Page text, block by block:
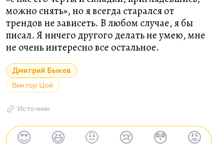
можно снять», но я всегда старался от
трендов не зависеть. В любом случае, я бы
писал. Я ничего другого делать не умею, мне
не очень интересно все остальное.
Дмитрий Быков
Виктор Цой
Источник
😍 😆 🤨 😢 😳 😡